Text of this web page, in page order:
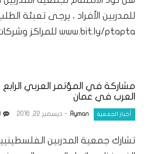
للمدربين الأفراد ، يرجى تعبئة
www.bit.ly/ptapta للمراكز وشركات التدريب ، ...
مشاركة في المؤتمر العربي الرابع
العرب في عمان
أخبار الجمعية Ayman - ديسمبر 22, 2016
تشارك جمعية المدربين